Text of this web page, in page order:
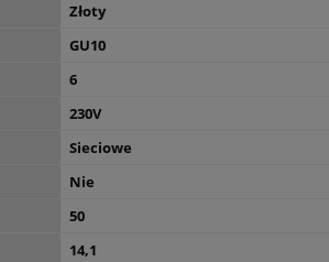
Złoty
GU10
6
230V
Sieciowe
Nie
50
14,1